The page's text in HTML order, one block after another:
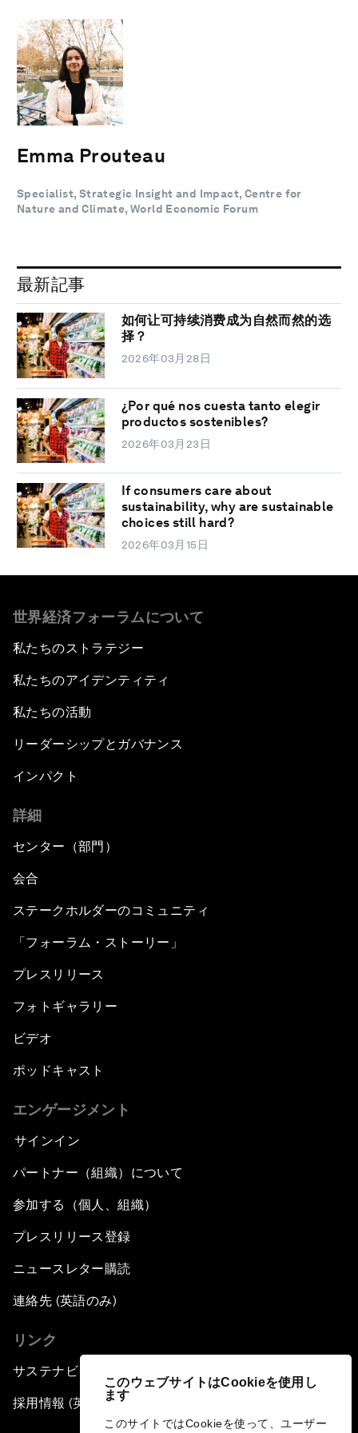
このウェブサイトはCookieを使用し
ます
このサイトではCookieを使って、ユーザー
Emma Prouteau
Specialist, Strategic Insight and Impact, Centre for
Nature and Climate, World Economic Forum
最新記事
如何让可持续消费成为自然而然的选
择？
2026年03月28日
¿Por qué nos cuesta tanto elegir
productos sostenibles?
2026年03月23日
If consumers care about
sustainability, why are sustainable
choices still hard?
2026年03月15日
世界経済フォーラムについて
私たちのストラテジー
私たちのアイデンティティ
私たちの活動
リーダーシップとガバナンス
インパクト
詳細
センター（部門）
会合
ステークホルダーのコミュニティ
「フォーラム・ストーリー」
プレスリリース
フォトギャラリー
ビデオ
ポッドキャスト
エンゲージメント
サインイン
パートナー（組織）について
参加する（個人、組織）
プレスリリース登録
ニュースレター購読
連絡先 (英語のみ)
リンク
サステナビリティへの取り組み
採用情報 (英語のみ)